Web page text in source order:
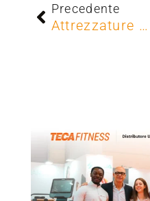
Precedente
Attrezzature fitness per allenamento basket | TECA e Pallacanestro Brescia